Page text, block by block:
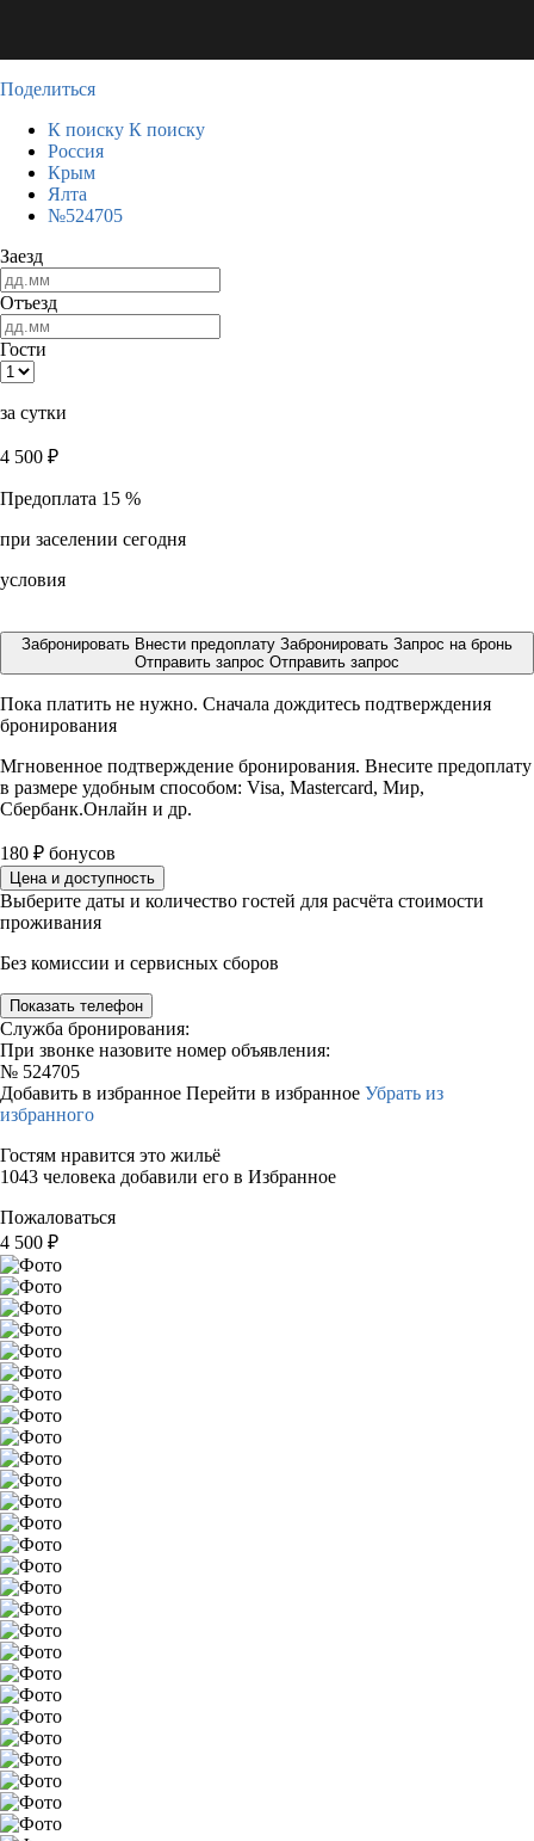
Поделиться
К поиску К поиску
Россия
Крым
Ялта
№524705
Заезд
Отъезд
Гости
за сутки
4 500 ₽
Предоплата 15 %
при заселении сегодня
условия
Забронировать Внести предоплату Забронировать Запрос на бронь
Отправить запрос Отправить запрос
Пока платить не нужно. Сначала дождитесь подтверждения
бронирования
Мгновенное подтверждение бронирования. Внесите предоплату
в размере удобным способом: Visa, Mastercard, Мир,
Сбербанк.Онлайн и др.
180 ₽ бонусов
Цена и доступность
Выберите даты и количество гостей для расчёта стоимости
проживания
Без комиссии и сервисных сборов
Показать телефон
Служба бронирования:
При звонке назовите номер объявления:
№ 524705
Добавить в избранное Перейти в избранное Убрать из
избранного
Гостям нравится это жильё
1043 человека добавили его в Избранное
Пожаловаться
4 500 ₽